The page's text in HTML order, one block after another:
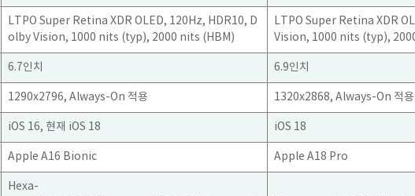
LTPO Super Retina XDR OLED, 120Hz, HDR10, D
olby Vision, 1000 nits (typ), 2000 nits (HBM)
LTPO Super Retina XDR
Vision, 1000 nits (typ),
6.7인치 6.9인치
1290x2796, Always-On 적용 1320x2868, Always-On 적용
iOS 16, 현재 iOS 18 iOS 18
Apple A16 Bionic Apple A18 Pro
Hexa-